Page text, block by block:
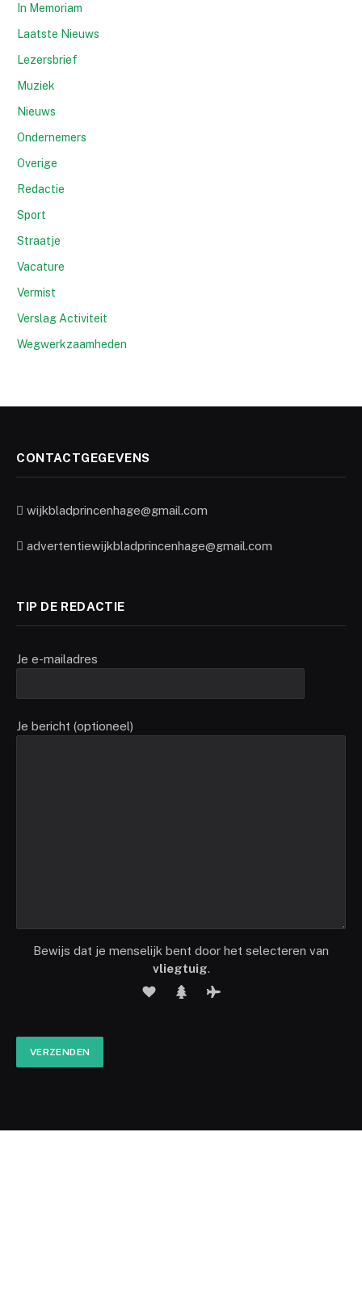
In Memoriam
Laatste Nieuws
Lezersbrief
Muziek
Nieuws
Ondernemers
Overige
Redactie
Sport
Straatje
Vacature
Vermist
Verslag Activiteit
Wegwerkzaamheden
CONTACTGEGEVENS
wijkbladprincenhage@gmail.com
advertentiewijkbladprincenhage@gmail.com
TIP DE REDACTIE
Je e-mailadres
Je bericht (optioneel)
Bewijs dat je menselijk bent door het selecteren van
vliegtuig.